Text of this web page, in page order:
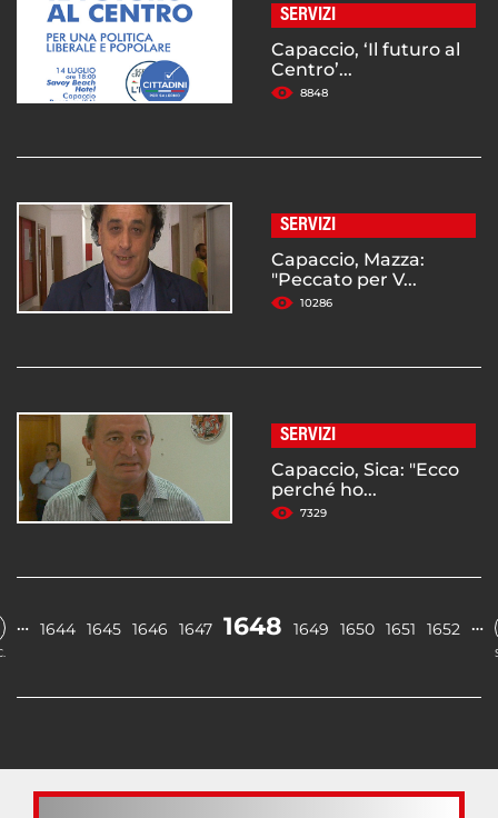
SERVIZI
Capaccio, ‘Il futuro al
Centro’...
8848
SERVIZI
Capaccio, Mazza:
"Peccato per V...
10286
SERVIZI
Capaccio, Sica: "Ecco
perché ho...
7329
… 1644 1645 1646 1647 1648 1649 1650 1651 1652 …